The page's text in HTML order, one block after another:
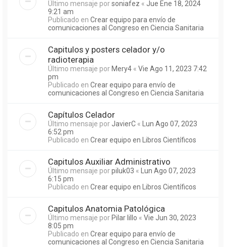
Último mensaje porsoniafez « Jue Ene 18, 2024
9:21 am
Publicado en Crear equipo para envío de
comunicaciones al Congreso en Ciencia Sanitaria
Capitulos y posters celador y/o
radioterapia
Último mensaje por Mery4 « Vie Ago 11, 2023 7:42
pm
Publicado en Crear equipo para envío de
comunicaciones al Congreso en Ciencia Sanitaria
Capítulos Celador
Último mensaje por JavierC « Lun Ago 07, 2023
6:52 pm
Publicado en Crear equipo en Libros Científicos
Capitulos Auxiliar Administrativo
Último mensaje porpiluk03 « Lun Ago 07, 2023
6:15 pm
Publicado en Crear equipo en Libros Científicos
Capitulos Anatomia Patológica
Último mensaje por Pilar lillo « Vie Jun 30, 2023
8:05 pm
Publicado en Crear equipo para envío de
comunicaciones al Congreso en Ciencia Sanitaria